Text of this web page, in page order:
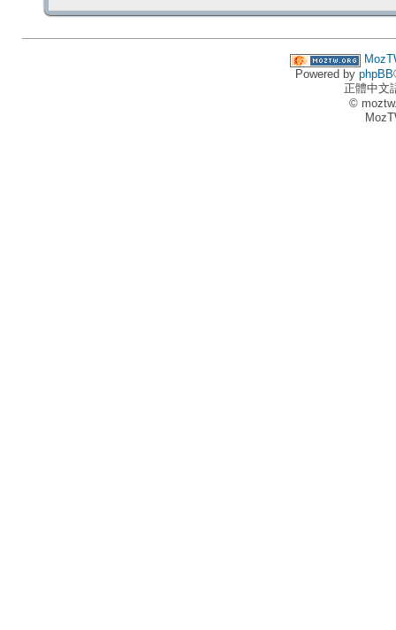
Powered by phpBB
正體中文
©